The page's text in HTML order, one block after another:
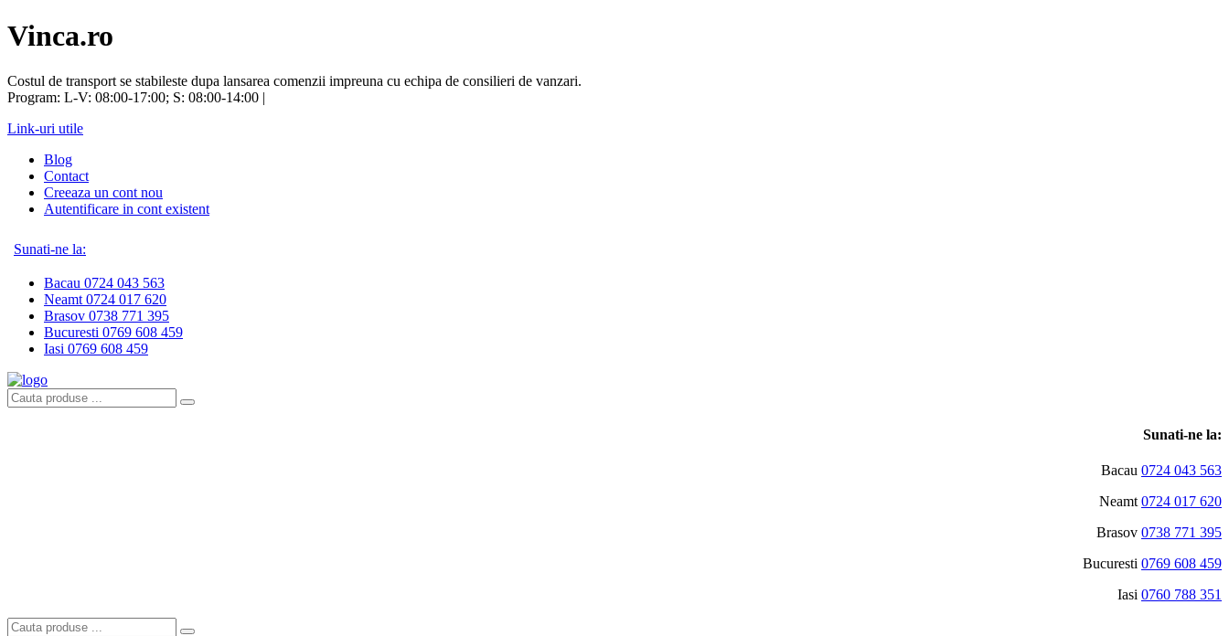
Vinca.ro
Costul de transport se stabileste dupa lansarea comenzii impreuna cu echipa de consilieri de vanzari.
Program: L-V: 08:00-17:00; S: 08:00-14:00 |
Link-uri utile
Blog
Contact
Creeaza un cont nou
Autentificare in cont existent
Sunati-ne la:
Bacau 0724 043 563
Neamt 0724 017 620
Brasov 0738 771 395
Bucuresti 0769 608 459
Iasi 0769 608 459
Sunati-ne la:
Bacau 0724 043 563
Neamt0724 017 620
Brasov 0738 771 395
Bucuresti 0769 608 459
Iasi 0760 788 351